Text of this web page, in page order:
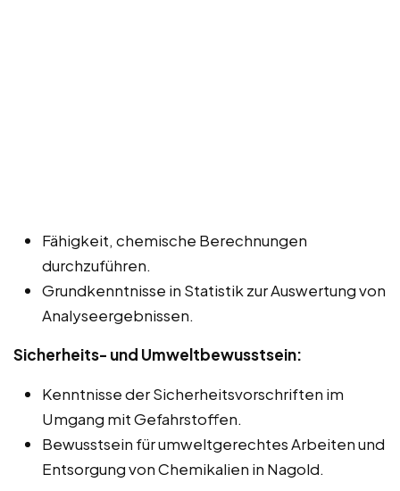
Fähigkeit, chemische Berechnungen
durchzuführen.
Grundkenntnisse in Statistik zur Auswertung von
Analyseergebnissen.
Sicherheits- und Umweltbewusstsein:
Kenntnisse der Sicherheitsvorschriften im
Umgang mit Gefahrstoffen.
Bewusstsein für umweltgerechtes Arbeiten und
Entsorgung von Chemikalien in Nagold.